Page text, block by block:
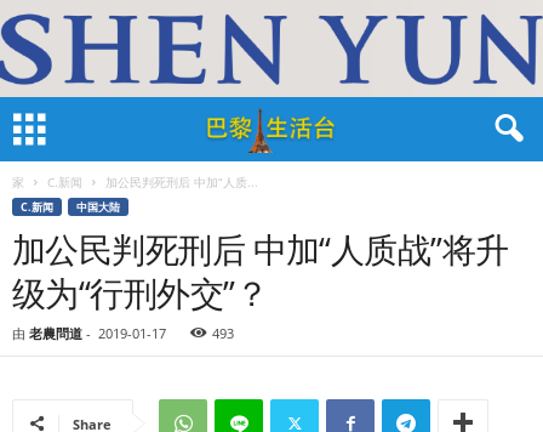
家 C.新闻 加公民判死刑后 中加“人质...
C.新闻 中国大陆
加公民判死刑后 中加“人质战”将升
级为“行刑外交”？
由 老農問道 - 2019-01-17 493
Share